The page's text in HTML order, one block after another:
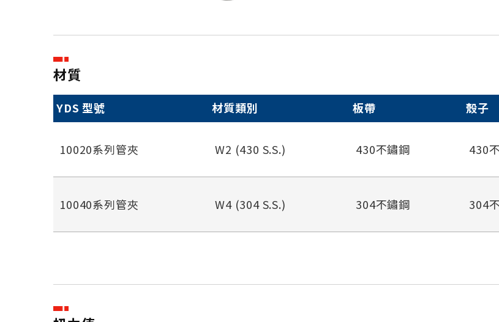
材質
YDS 型號 材質類別 板帶 殼子
10020系列管夾 W2 (430 S.S.) 430不鏽鋼 430
10040系列管夾 W4 (304 S.S.) 304不鏽鋼 304